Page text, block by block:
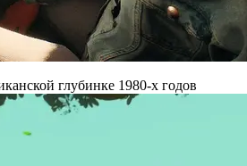
глубинке 1980-х годов